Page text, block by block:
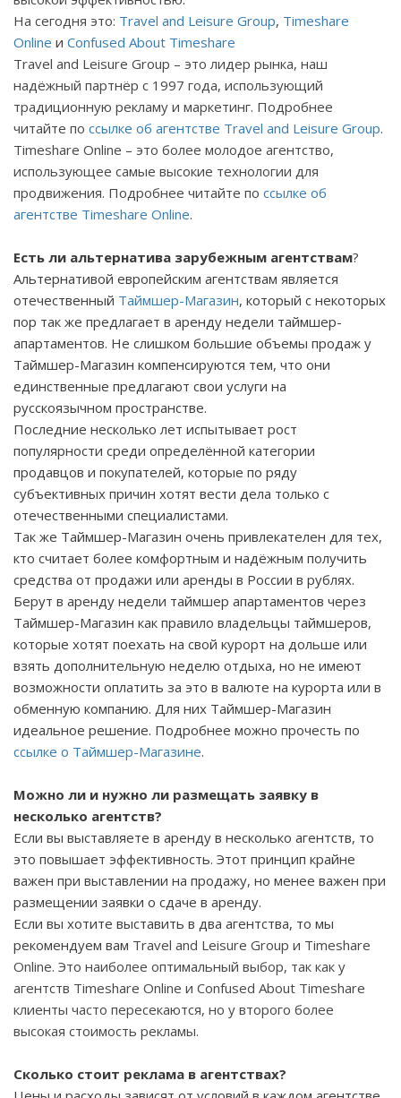
На сегодня это: Travel and Leisure Group, Timeshare
Online и Confused About Timeshare
Travel and Leisure Group – это лидер рынка, наш
надёжный партнёр с 1997 года, использующий
традиционную рекламу и маркетинг. Подробнее
читайте по ссылке об агентстве Travel and Leisure Group.
Timeshare Online – это более молодое агентство,
использующее самые высокие технологии для
продвижения. Подробнее читайте по ссылке об
агентстве Timeshare Online.
Есть ли альтернатива зарубежным агентствам?
Альтернативой европейским агентствам является
отечественный Таймшер-Магазин, который с некоторых
пор так же предлагает в аренду недели таймшер-
апартаментов. Не слишком большие объемы продаж у
Таймшер-Магазин компенсируются тем, что они
единственные предлагают свои услуги на
русскоязычном пространстве.
Последние несколько лет испытывает рост
популярности среди определённой категории
продавцов и покупателей, которые по ряду
субъективных причин хотят вести дела только с
отечественными специалистами.
Так же Таймшер-Магазин очень привлекателен для тех,
кто считает более комфортным и надёжным получить
средства от продажи или аренды в России в рублях.
Берут в аренду недели таймшер апартаментов через
Таймшер-Магазин как правило владельцы таймшеров,
которые хотят поехать на свой курорт на дольше или
взять дополнительную неделю отдыха, но не имеют
возможности оплатить за это в валюте на курорта или в
обменную компанию. Для них Таймшер-Магазин
идеальное решение. Подробнее можно прочесть по
ссылке о Таймшер-Магазине.
Можно ли и нужно ли размещать заявку в
несколько агентств?
Если вы выставляете в аренду в несколько агентств, то
это повышает эффективность. Этот принцип крайне
важен при выставлении на продажу, но менее важен при
размещении заявки о сдаче в аренду.
Если вы хотите выставить в два агентства, то мы
рекомендуем вам Travel and Leisure Group и Timeshare
Online. Это наиболее оптимальный выбор, так как у
агентств Timeshare Online и Confused About Timeshare
клиенты часто пересекаются, но у второго более
высокая стоимость рекламы.
Сколько стоит реклама в агентствах?